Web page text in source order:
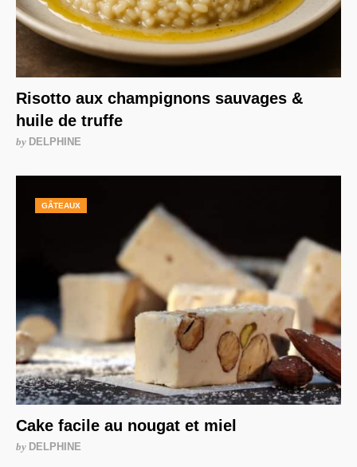
Risotto aux champignons sauvages &
huile de truffe
by DELPHINE
GÂTEAUX
Cake facile au nougat et miel
by DELPHINE